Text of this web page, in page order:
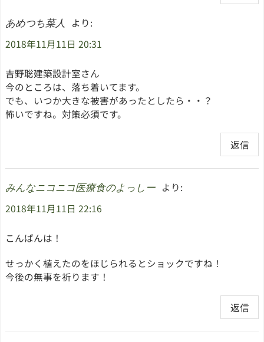
あめつち菜人
より:
2018年11月11日 20:31
吉野聡建築設計室さん
今のところは、落ち着いてます。
でも、いつか大きな被害があったとしたら・・？
怖いですね。対策必須です。
返信
みんなニコニコ医療食のよっしー
より:
2018年11月11日 22:16
こんばんは！
せっかく植えたのをほじられるとショックですね！
今後の無事を祈ります！
返信